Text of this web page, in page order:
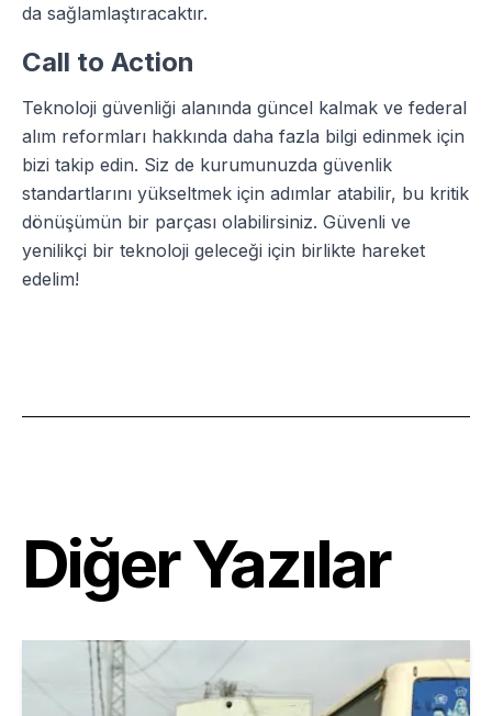
da sağlamlaştıracaktır.
Call to Action
Teknoloji güvenliği alanında güncel kalmak ve federal
alım reformları hakkında daha fazla bilgi edinmek için
bizi takip edin. Siz de kurumunuzda güvenlik
standartlarını yükseltmek için adımlar atabilir, bu kritik
dönüşümün bir parçası olabilirsiniz. Güvenli ve
yenilikçi bir teknoloji geleceği için birlikte hareket
edelim!
Diğer Yazılar